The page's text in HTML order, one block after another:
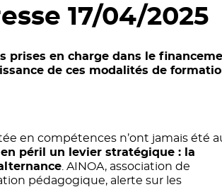
17/04/2025
prises en charge dans le
de ces modalités de
en compétences n’ont jamais été
péril un levier stratégique : la
. AINOA, association de
pédagogique, alerte sur les